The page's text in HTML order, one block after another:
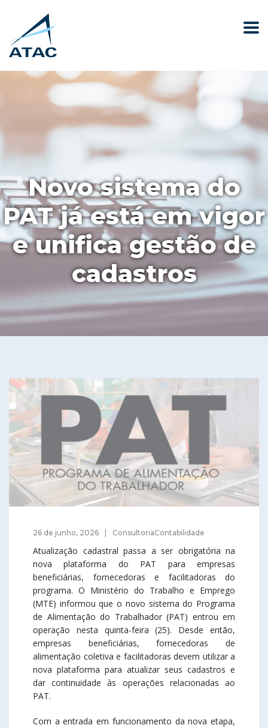
Novo sistema do
PAT já está em vigor
e unifica gestão de
cadastros
26 de junho, 2026 ConsultoriaContabilidade
Atualização cadastral passa a ser obrigatória na
nova plataforma do PAT para empresas
beneficiárias, fornecedoras e facilitadoras do
programa. O Ministério do Trabalho e Emprego
(MTE) informou que o novo sistema do Programa
de Alimentação do Trabalhador (PAT) entrou em
operação nesta quinta-feira (25). Desde então,
empresas beneficiárias, fornecedoras de
alimentação coletiva e facilitadoras devem utilizar a
nova plataforma para atualizar seus cadastros e
dar continuidade às operações relacionadas ao
PAT.
Com a entrada em funcionamento da nova etapa,